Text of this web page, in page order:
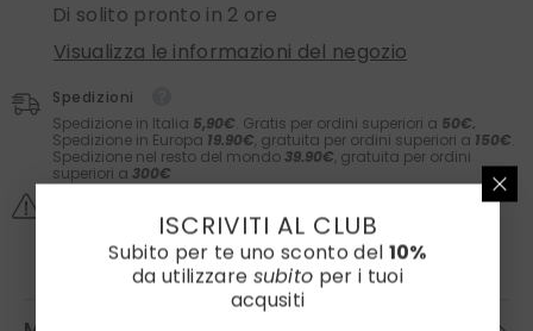
Di solito pronto in 2 ore
Visualizza le informazioni del negozio
Spedizioni
Spedizione in Italia 5,90€. Gratis per ordini superiori a 50€.
Spedizione in Europa 19.90€, gratuita per ordini superiori a 150€.
Spedizione nel resto del mondo 39.90€, gratuita per ordini
superiori a 300€
ISCRIVITI AL CLUB
Subito per te uno sconto del 10%
da utilizzare subito per i tuoi
acqusiti